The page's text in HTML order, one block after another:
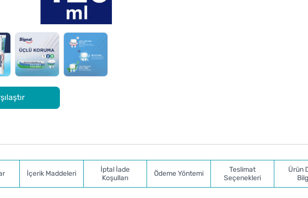
İçerik Maddeleri
İptal İade
Koşulları
Ödeme Yöntemi
Teslimat
Seçenekleri
Ürün